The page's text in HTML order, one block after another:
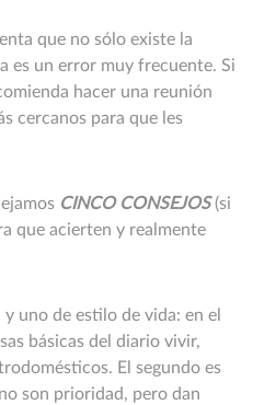
que no sólo existe la
es un error muy frecuente. Si
hacer una reunión
cercanos para que les
CINCO CONSEJOS(si
que acierten y realmente
uno de estilo de vida: en el
básicas del diario vivir,
El segundo es
son prioridad, pero dan